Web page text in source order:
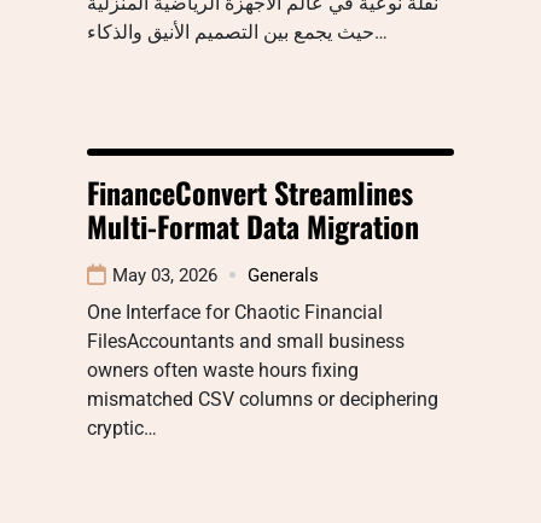
حيث يجمع بين التصميم الأنيق والذكاء…
FinanceConvert Streamlines
Multi-Format Data Migration
May 03, 2026 Generals
One Interface for Chaotic Financial
FilesAccountants and small business
owners often waste hours fixing
mismatched CSV columns or deciphering
cryptic…